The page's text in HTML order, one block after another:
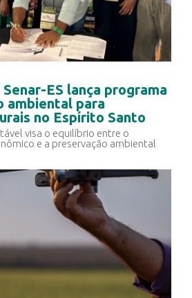
ES lança programa
ambiental para
no Espírito Santo
visa o equilíbrio entre o
e a preservação ambiental